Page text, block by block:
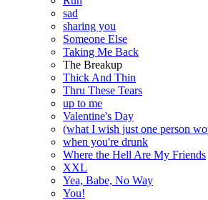
sad
sharing you
Someone Else
Taking Me Back
The Breakup
Thick And Thin
Thru These Tears
up to me
Valentine's Day
(what I wish just one person
when you're drunk
Where the Hell Are My Friends
XXL
Yea, Babe, No Way
You!